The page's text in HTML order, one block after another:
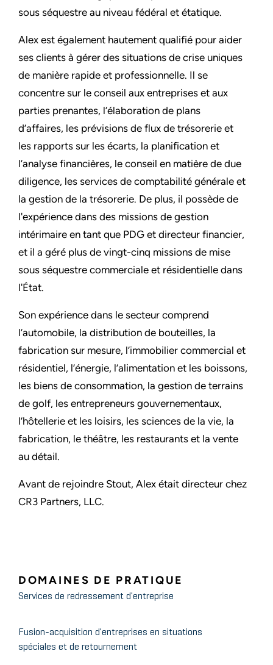
sous séquestre au niveau fédéral et étatique.
Alex est également hautement qualifié pour aider
ses clients à gérer des situations de crise uniques
de manière rapide et professionnelle. Il se
concentre sur le conseil aux entreprises et aux
parties prenantes, l’élaboration de plans
d’affaires, les prévisions de flux de trésorerie et
les rapports sur les écarts, la planification et
l’analyse financières, le conseil en matière de due
diligence, les services de comptabilité générale et
la gestion de la trésorerie. De plus, il possède de
l'expérience dans des missions de gestion
intérimaire en tant que PDG et directeur financier,
et il a géré plus de vingt-cinq missions de mise
sous séquestre commerciale et résidentielle dans
l'État.
Son expérience dans le secteur comprend
l’automobile, la distribution de bouteilles, la
fabrication sur mesure, l’immobilier commercial et
résidentiel, l’énergie, l’alimentation et les boissons,
les biens de consommation, la gestion de terrains
de golf, les entrepreneurs gouvernementaux,
l’hôtellerie et les loisirs, les sciences de la vie, la
fabrication, le théâtre, les restaurants et la vente
au détail.
Avant de rejoindre Stout, Alex était directeur chez
CR3 Partners, LLC.
DOMAINES DE PRATIQUE
Services de redressement d'entreprise
Fusion-acquisition d'entreprises en situations
spéciales et de retournement